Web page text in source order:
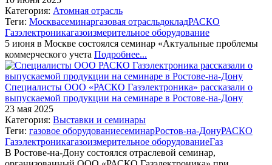
Категория: Атомная отрасль
Теги: Москвасеминаргазовая отрасльдокладРАСКО
Газэлектроникагазоизмерительное оборудование
5 июня в Москве состоялся семинар «Актуальные проблемы
коммерческого учета Подробнее...
Специалисты ООО «РАСКО Газэлектроника» рассказали о
выпускаемой продукции на семинаре в Ростове-на-Дону
23 мая 2025
Категория: Выставки и семинары
Теги: газовое оборудованиесеминарРостов-на-ДонуРАСКО
Газэлектроникагазоизмерительное оборудованиеГаз
В Ростове-на-Дону состоялся отраслевой семинар,